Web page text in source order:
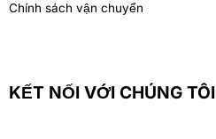
Chính sách vận chuyển
KẾT NỐI VỚI CHÚNG TÔI